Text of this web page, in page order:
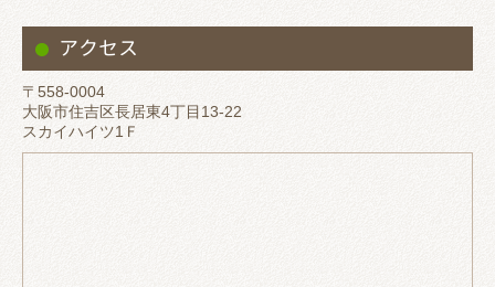
アクセス
〒558-0004
大阪市住吉区長居東4丁目13-22
スカイハイツ1Ｆ